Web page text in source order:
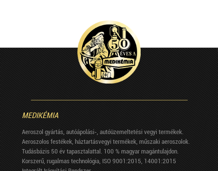
MEDIKÉMIA
Aeroszol gyártás, autóápolási-, autóüzemeltetési vegyi termékek.
Aeroszolos festékek, háztartásvegyi termékek, műszaki aeroszolok.
Tudásbázis 50 év tapasztalattal. 100 % magyar magántulajdon.
Korszerű, rugalmas technológia, ISO 9001:2015, 14001:2015